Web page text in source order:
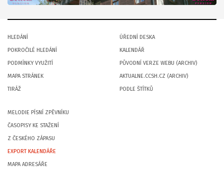
HLEDÁNÍ
POKROČILÉ HLEDÁNÍ
PODMÍNKY VYUŽITÍ
MAPA STRÁNEK
TIRÁŽ
ÚŘEDNÍ DESKA
KALENDÁŘ
PŮVODNÍ VERZE WEBU (ARCHIV)
AKTUALNE.CCSH.CZ (ARCHIV)
PODLE ŠTÍTKŮ
MELODIE PÍSNÍ ZPĚVNÍKU
ČASOPISY KE STAŽENÍ
Z ČESKÉHO ZÁPASU
EXPORT KALENDÁŘE
MAPA ADRESÁŘE